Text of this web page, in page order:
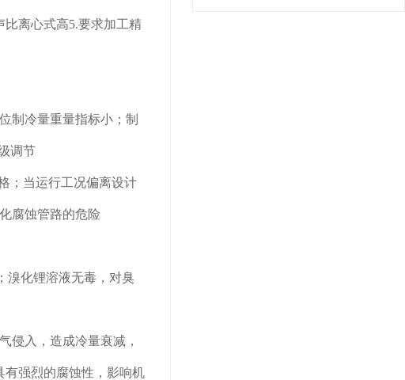
离心式高5.要求加工精
制冷量重量指标小；制
调节
；当运行工况偏离设计
腐蚀管路的危险
溴化锂溶液无毒，对臭
侵入，造成冷量衰减，
有强烈的腐蚀性，影响机